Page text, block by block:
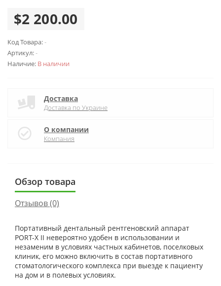
$2 200.00
Код Товара:-
Артикул:-
Наличие: В наличии
Доставка
Доставка по Украине
О компании
Компания
Обзор товара
Отзывов (0)
Портативный дентальный рентгеновский аппарат
PORT-X II невероятно удобен в использовании и
незаменим в условиях частных кабинетов, поселковых
клиник, его можно включить в состав портативного
стоматологического комплекса при выезде к пациенту
на дом и в полевых условиях.